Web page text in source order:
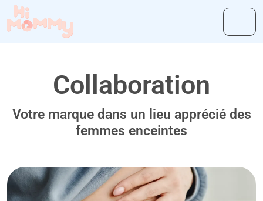
Collaboration
Votre marque dans un lieu apprécié des
femmes enceintes